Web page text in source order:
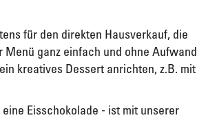
für den direkten Hausverkauf, die
ganz einfach und ohne Aufwand
kreatives Dessert anrichten, z.B. mit
Eisschokolade - ist mit unserer